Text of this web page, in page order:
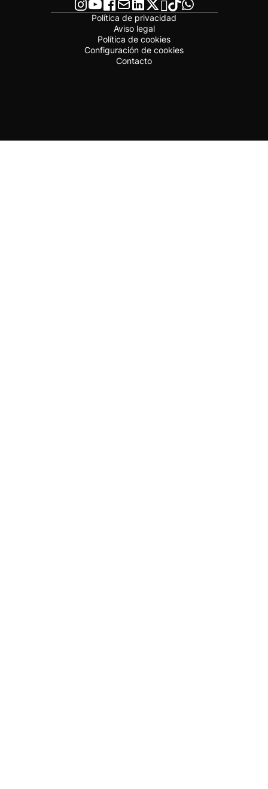
Política de privacidad
Aviso legal
Política de cookies
Configuración de cookies
Contacto